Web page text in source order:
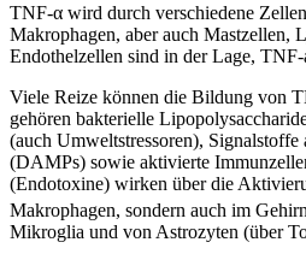
TNF-α wird durch verschiedene
Makrophagen, aber auch Mastzellen,
Endothelzellen sind in der Lage,
Viele Reize können die Bildung von
gehören bakterielle
(auch Umweltstressoren), Signalstoffe
(DAMPs) sowie aktivierte
(Endotoxine) wirken über die
Makrophagen, sondern auch im Gehirn
Mikroglia und von Astrozyten (über